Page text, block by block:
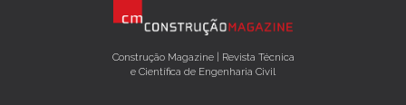
Construção Magazine | Revista Técnica
e Científica de Engenharia Civil